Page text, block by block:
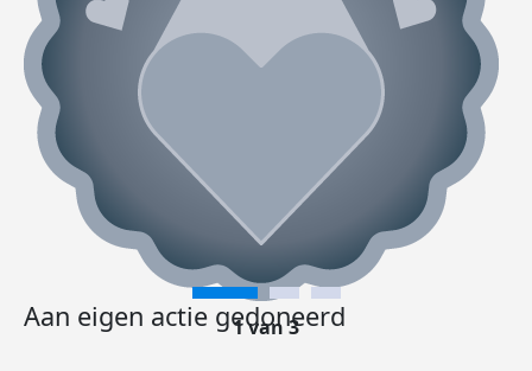
Aan eigen actie gedoneerd
1 van 3